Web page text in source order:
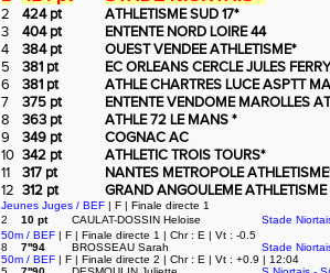
2 424 pt
ATHLETISME SUD 17*
3
404 pt
ENTENTE NORD LOIRE 44
4
384 pt
OUEST VENDEE ATHLETISME*
5
381 pt
EC ORLEANS CERCLE JULES
6
381 pt
ATHLE CHARTRES LUCE ASPTT
7
375 pt
ENTENTE VENDOME MAROLLES
8
363 pt
ATHLE 72 LE MANS *
9
349 pt
COGNAC AC
10 342 pt
ATHLETIC TROIS TOURS*
11
317 pt
NANTES METROPOLE
12 312 pt GRAND ANGOULEME ATHLETISME
Jeunes Juges / BEF | F | Finale directe 1
2
10 pt CAULAT-DOSSIN Heloise
Stade
50m / BEF | F | Finale directe 1 | Chr : E | Vt : -0.5
8
7''94 BROSSEAU Sarah
Stade
50m / BEF | F | Finale directe 2 | Chr : E | Vt : +0.9 | 12:04